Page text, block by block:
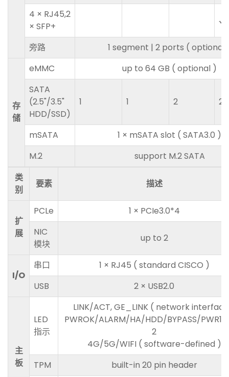
4 × RJ45,2
× SFP+
√
旁路 1 segment | 2 ports ( optional
存
储
eMMC
up to 64 GB ( optional )
SATA
(2.5"/3.5"
HDD/SSD)
1 1 2 2
mSATA
1 × mSATA slot ( SATA3.0 )
M.2
support M.2 SATA
类
别
要素 描述
扩
展
PCLe
1 × PCIe3.0*4
NIC
模块
up to 2
I/O
串口
1 × RJ45 ( standard CISCO )
USB
2 × USB2.0
主
板
LED
指示
LINK/ACT, GE_LINK ( network
PWROK/ALARM/HA/HDD/BYPASS/PWR1/
2
4G/5G/WIFI ( software-defined )
TPM
built-in 20 pin header